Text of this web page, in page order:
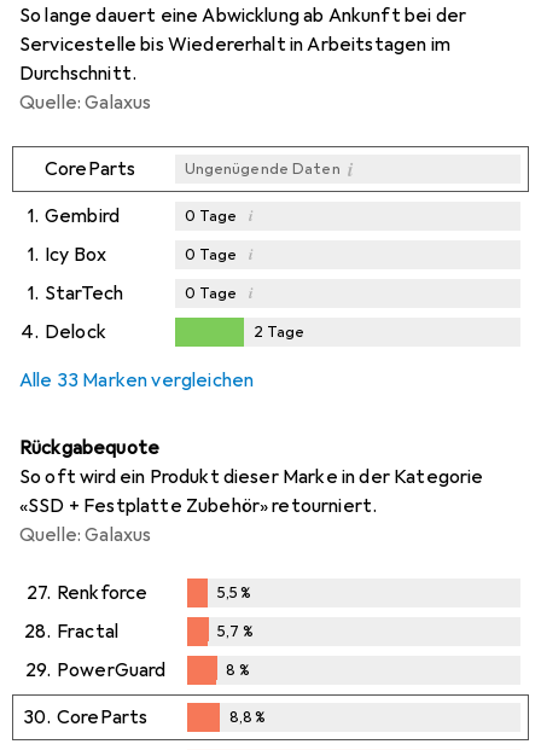
So lange dauert eine Abwicklung ab Ankunft bei der
Servicestelle bis Wiedererhalt in Arbeitstagen im
Durchschnitt.
Quelle: Galaxus
CoreParts Ungenügende Daten i
1. Gembird 0 Tage i
1. Icy Box 0 Tage i
1. StarTech 0 Tage i
4. Delock 2 Tage
Alle 33 Marken vergleichen
Rückgabequote
So oft wird ein Produkt dieser Marke in der Kategorie
«SSD + Festplatte Zubehör» retourniert.
Quelle: Galaxus
27. Renkforce
%
5,5%
28. Fractal
5,7 %
5,7 %
29. PowerGuard
8%
8 %
30. CoreParts
8,8%
8,8%